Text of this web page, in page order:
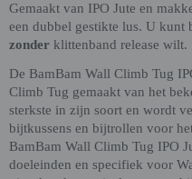
Gemaakt van IPO Jute en
een dubbel gestikte lus. U kunt
zonder klittenband release wilt.
De BamBam Wall Climb Tug
Climb Tug gemaakt van het
sterkste in zijn soort en wordt
bijtkussens en bijtrollen voor
BamBam Wall Climb Tug IPO
doeleinden en specifiek voor